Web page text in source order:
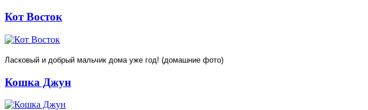
Кот Восток
Ласковый и добрый мальчик дома уже год! (домашние фото)
Кошка Джун